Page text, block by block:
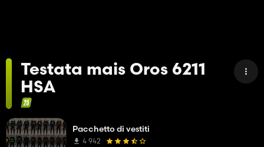
Testata mais Oros 6211
HSA
Pacchetto di vestiti
4 942